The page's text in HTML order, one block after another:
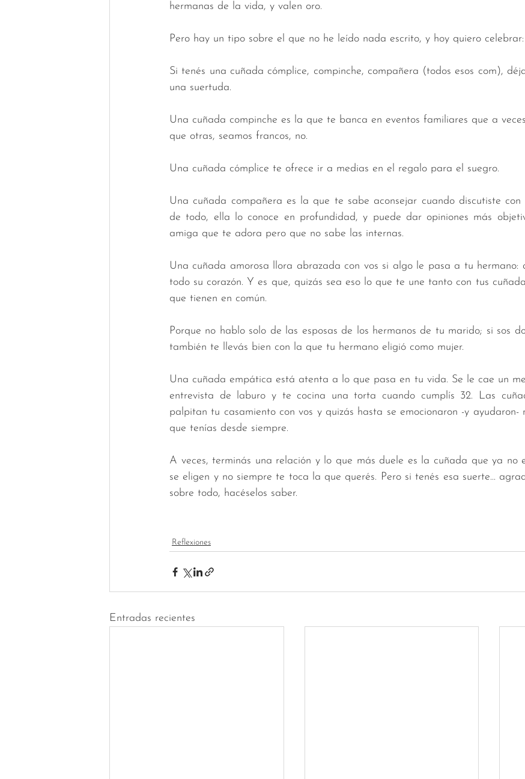
hermanas de la vida, y valen oro.
Pero hay un tipo sobre el que no he leído nada escrito, y hoy quiero
Si tenés una cuñada cómplice, compinche, compañera (todos esos com),
una suertuda.
Una cuñada compinche es la que te banca en eventos familiares que a
que otras, seamos francos, no.
Una cuñada cómplice te ofrece ir a medias en el regalo para el suegro.
Una cuñada compañera es la que te sabe aconsejar cuando discutiste con
de todo, ella lo conoce en profundidad, y puede dar opiniones más
amiga que te adora pero que no sabe las internas.
Una cuñada amorosa llora abrazada con vos si algo le pasa a tu hermano:
todo su corazón. Y es que, quizás sea eso lo que te une tanto con tus
que tienen en común.
Porque no hablo solo de las esposas de los hermanos de tu marido; si sos
también te llevás bien con la que tu hermano eligió como mujer.
Una cuñada empática está atenta a lo que pasa en tu vida. Se le cae un
entrevista de laburo y te cocina una torta cuando cumplís 32. Las
palpitan tu casamiento con vos y quizás hasta se emocionaron -y ayudaron-
que tenías desde siempre.
A veces, terminás una relación y lo que más duele es la cuñada que ya no
se eligen y no siempre te toca la que querés. Pero si tenés esa suerte...
sobre todo, hacéselos saber.
Reflexiones
Entradas recientes